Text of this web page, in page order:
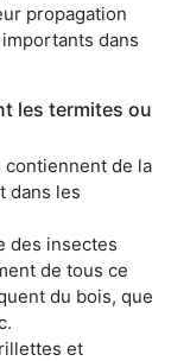
propagation
dans
les termites ou
contiennent de la
dans les
des insectes
de tous ce
du bois, que
et